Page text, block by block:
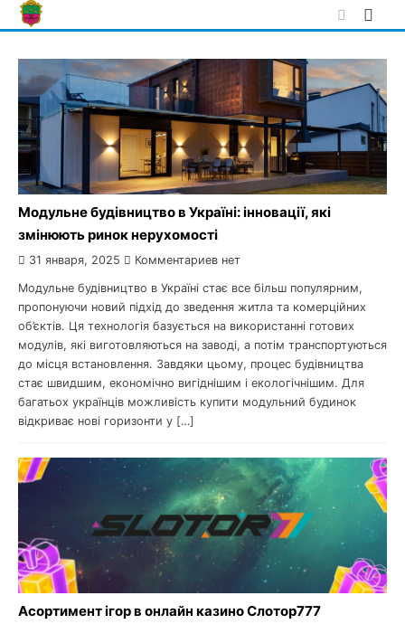
Skip
to
Модульне будівництво в Україні: інновації, які
змінюють ринок нерухомості
31 января, 2025 Комментариев нет
Модульне будівництво в Україні стає все більш популярним,
пропонуючи новий підхід до зведення житла та комерційних
об’єктів. Ця технологія базується на використанні готових
модулів, які виготовляються на заводі, а потім транспортуються
до місця встановлення. Завдяки цьому, процес будівництва
стає швидшим, економічно вигіднішим і екологічнішим. Для
багатьох українців можливість купити модульний будинок
відкриває нові горизонти у […]
Асортимент ігор в онлайн казино Слотор777